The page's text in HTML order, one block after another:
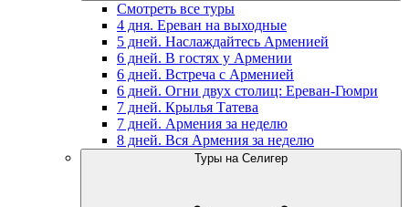
Смотреть все туры
4 дня. Ереван на выходные
5 дней. Наслаждайтесь Арменией
6 дней. В гостях у Армении
6 дней. Встреча с Арменией
6 дней. Огни двух столиц: Ереван-Гюмри
7 дней. Крылья Татева
7 дней. Армения за неделю
8 дней. Вся Армения за неделю
Туры на Селигер